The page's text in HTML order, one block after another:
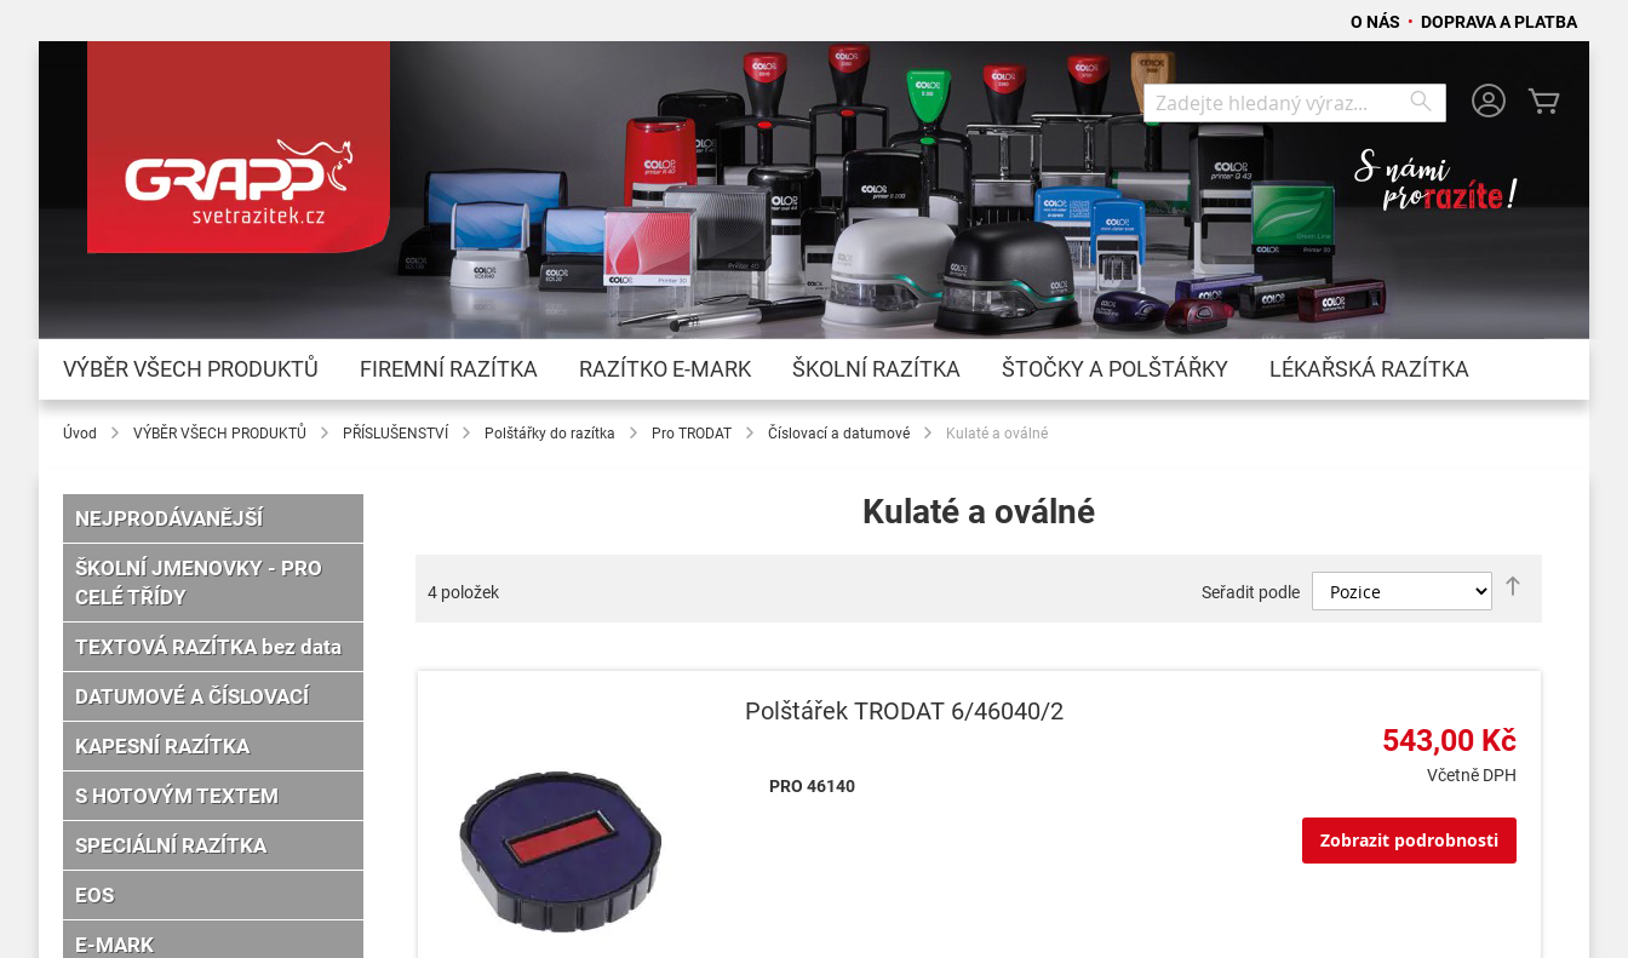
O NÁS • DOPRAVA A PLATBA
Přejít
na
obsah
Search
Search
VÝBĚR VŠECH PRODUKTŮ FIREMNÍ RAZÍTKA RAZÍTKO E-MARK ŠKOLNÍ RAZÍTKA ŠTOČKY A POLŠTÁŘKY LÉKAŘSKÁ RAZÍTKA
Úvod VÝBĚR VŠECH PRODUKTŮ PŘÍSLUŠENSTVÍ Polštářky do razítka Pro TRODAT Číslovací a datumové Kulaté a oválné
Kulaté a oválné
4položek Seřadit podle
Polštářek TRODAT 6/46040/2
PRO 46140
543,00 Kč
Včetně DPH
Zobrazit podrobnosti
NEJPRODÁVANĚJŠÍ
ŠKOLNÍ JMENOVKY - PRO
CELÉ TŘÍDY
TEXTOVÁ RAZÍTKA bez data
DATUMOVÉ A ČÍSLOVACÍ
KAPESNÍ RAZÍTKA
S HOTOVÝM TEXTEM
SPECIÁLNÍ RAZÍTKA
EOS
E-MARK